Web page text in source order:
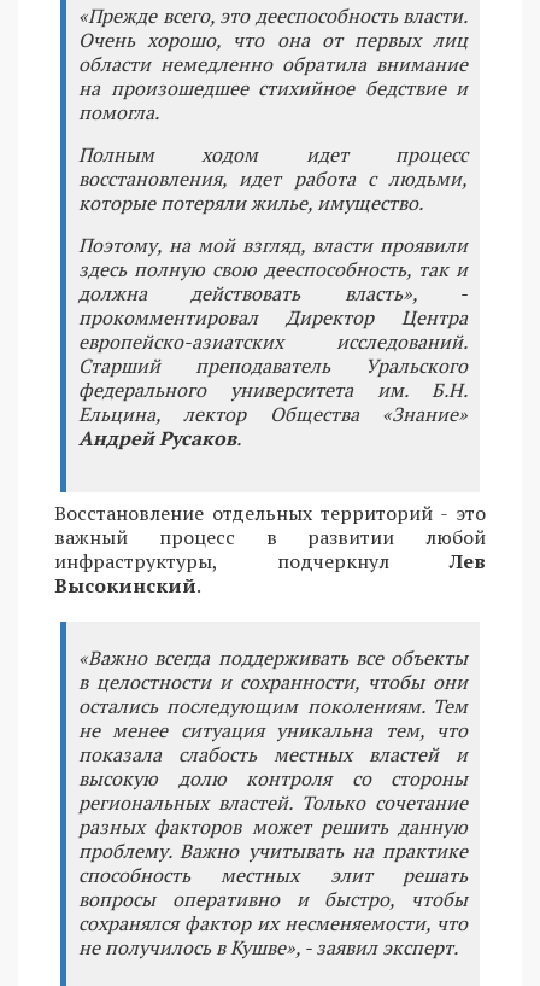
«Прежде всего, это дееспособность власти.
Очень хорошо, что она от первых лиц
области немедленно обратила внимание
на произошедшее стихийное бедствие и
помогла.
Полным ходом идет процесс
восстановления, идет работа с людьми,
которые потеряли жилье, имущество.
Поэтому, на мой взгляд, власти проявили
здесь полную свою дееспособность, так и
должна действовать власть», -
прокомментировал Директор Центра
европейско-азиатских исследований.
Старший преподаватель Уральского
федерального университета им. Б.Н.
Ельцина, лектор Общества «Знание»
Андрей Русаков.
Восстановление отдельных территорий - это
важный процесс в развитии любой
инфраструктуры, подчеркнулЛев
Высокинский.
«Важно всегда поддерживать все объекты
в целостности и сохранности, чтобы они
остались последующим поколениям. Тем
не менее ситуация уникальна тем, что
показала слабость местных властей и
высокую долю контроля со стороны
региональных властей. Только сочетание
разных факторов может решить данную
проблему. Важно учитывать на практике
способность местных элит решать
вопросы оперативно и быстро, чтобы
сохранялся фактор их несменяемости, что
не получилось в Кушве», - заявил эксперт.